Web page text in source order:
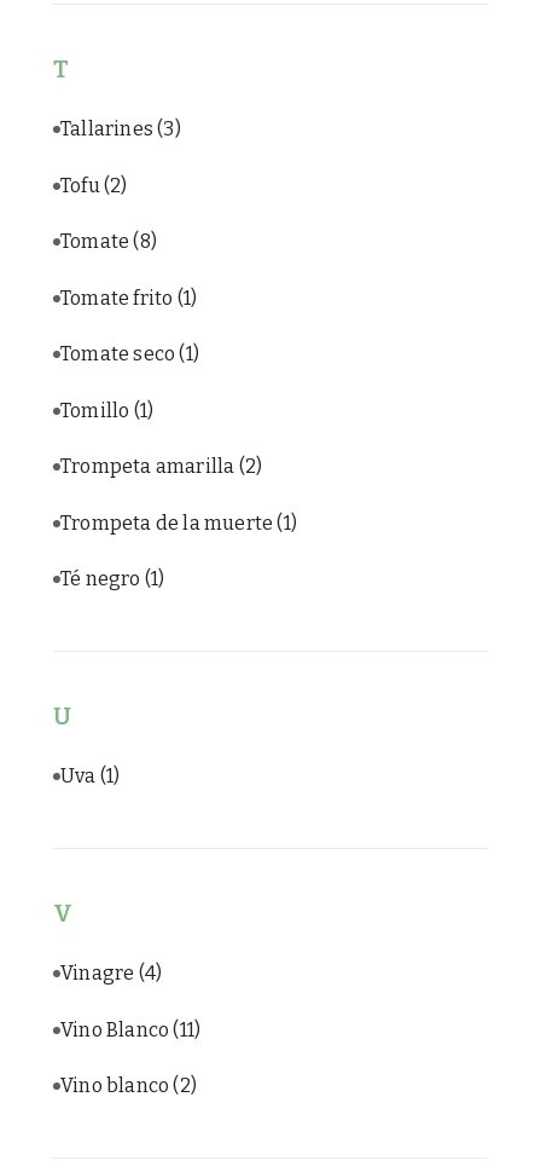
T
Tallarines(3)
Tofu (2)
Tomate(8)
Tomate frito (1)
Tomate seco(1)
Tomillo (1)
Trompeta amarilla (2)
Trompeta de la muerte(1)
Té negro (1)
U
Uva (1)
V
Vinagre (4)
Vino Blanco(11)
Vino blanco(2)